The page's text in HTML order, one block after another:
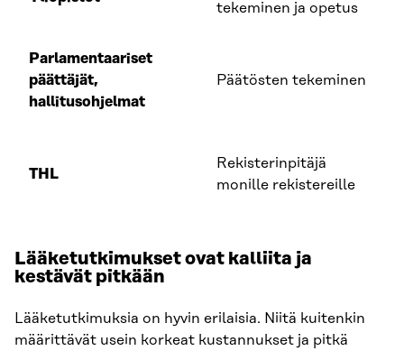
tekeminen ja opetus
Parlamentaariset
päättäjät,
hallitusohjelmat
Päätösten tekeminen
THL
Rekisterinpitäjä
monille rekistereille
Lääketutkimukset ovat kalliita ja
kestävät pitkään
Lääketutkimuksia on hyvin erilaisia. Niitä kuitenkin
määrittävät usein korkeat kustannukset ja pitkä